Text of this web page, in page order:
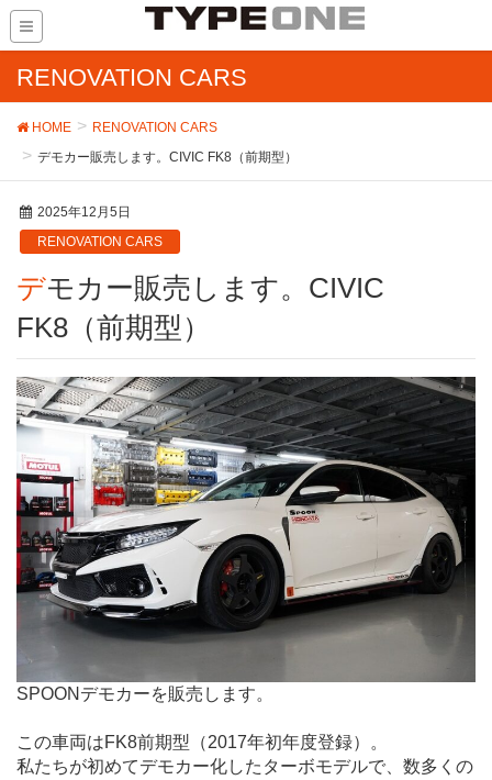
RENOVATION CARS
HOME
RENOVATION CARS
デモカー販売します。CIVIC FK8（前期型）
2025年12月5日
RENOVATION CARS
デモカー販売します。CIVIC
FK8（前期型）
SPOONデモカーを販売します。
この車両はFK8前期型（2017年初年度登録）。
私たちが初めてデモカー化したターボモデルで、数多くの